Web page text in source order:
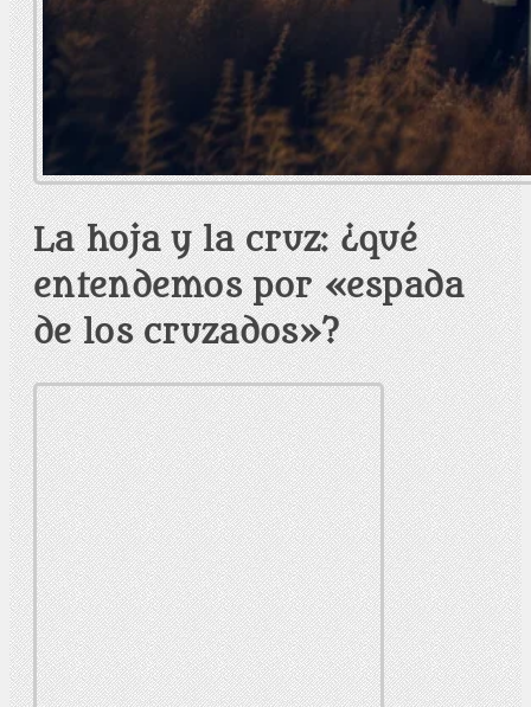
La hoja y la cruz: ¿qué
entendemos por «espada
de los cruzados»?